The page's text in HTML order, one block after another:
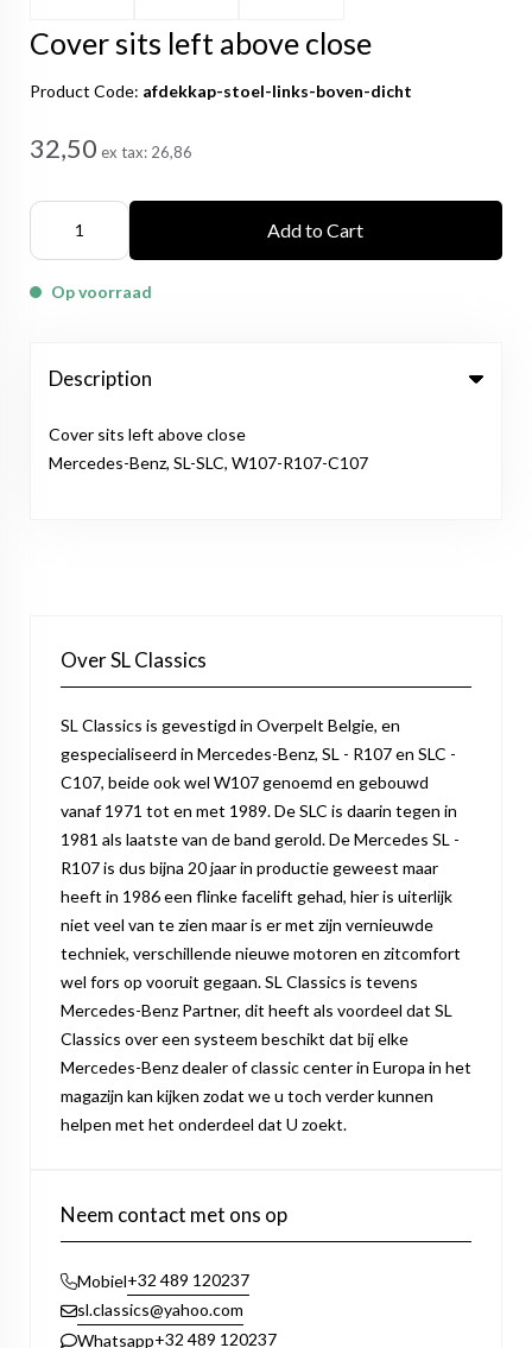
Cover sits left above close
Product Code: afdekkap-stoel-links-boven-dicht
32,50 ex tax: 26,86
Add to Cart
Op voorraad
Description
Cover sits left above close
Mercedes-Benz, SL-SLC, W107-R107-C107
Over SL Classics
SL Classics is gevestigd in Overpelt Belgie, en
gespecialiseerd in Mercedes-Benz, SL - R107 en SLC -
C107, beide ook wel W107 genoemd en gebouwd
vanaf 1971 tot en met 1989. De SLC is daarin tegen in
1981 als laatste van de band gerold. De Mercedes SL -
R107 is dus bijna 20 jaar in productie geweest maar
heeft in 1986 een flinke facelift gehad, hier is uiterlijk
niet veel van te zien maar is er met zijn vernieuwde
techniek, verschillende nieuwe motoren en zitcomfort
wel fors op vooruit gegaan. SL Classics is tevens
Mercedes-Benz Partner, dit heeft als voordeel dat SL
Classics over een systeem beschikt dat bij elke
Mercedes-Benz dealer of classic center in Europa in het
magazijn kan kijken zodat we u toch verder kunnen
helpen met het onderdeel dat U zoekt.
Neem contact met ons op
Mobiel+32 489 120237
sl.classics@yahoo.com
Whatsapp+32 489 120237